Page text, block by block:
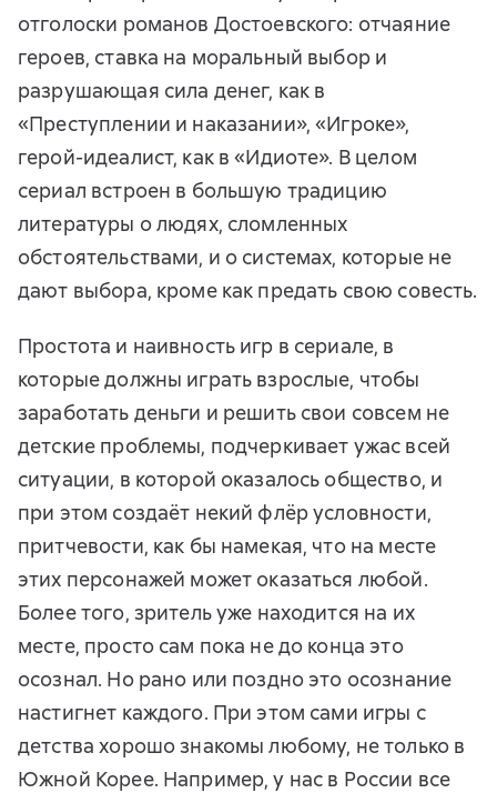
отголоски романов Достоевского: отчаяние
героев, ставка на моральный выбор и
разрушающая сила денег, как в
«Преступлении и наказании», «Игроке»,
герой-идеалист, как в «Идиоте». В целом
сериал встроен в большую традицию
литературы о людях, сломленных
обстоятельствами, и о системах, которые не
дают выбора, кроме как предать свою совесть.
Простота и наивность игр в сериале, в
которые должны играть взрослые, чтобы
заработать деньги и решить свои совсем не
детские проблемы, подчеркивает ужас всей
ситуации, в которой оказалось общество, и
при этом создаёт некий флёр условности,
притчевости, как бы намекая, что на месте
этих персонажей может оказаться любой.
Более того, зритель уже находится на их
месте, просто сам пока не до конца это
осознал. Но рано или поздно это осознание
настигнет каждого. При этом сами игры с
детства хорошо знакомы любому, не только в
Южной Корее. Например, у нас в России все